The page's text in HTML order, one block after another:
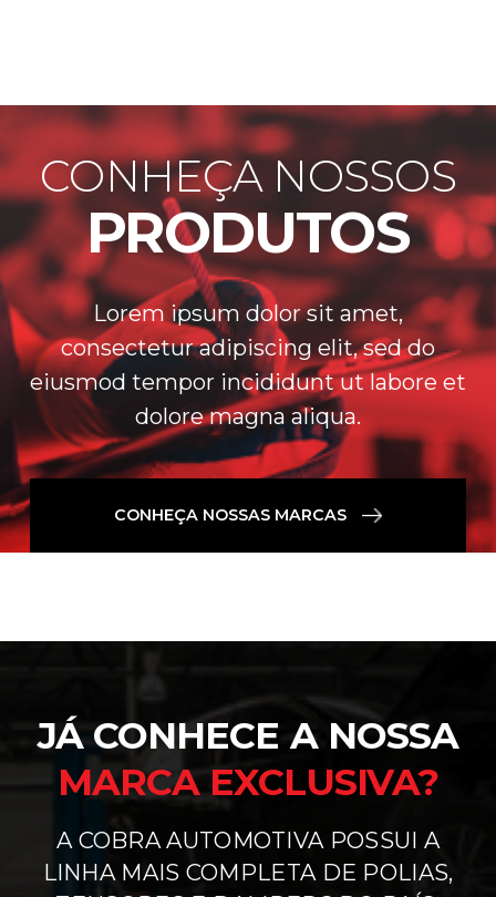
CONHEÇA NOSSOS
PRODUTOS
Lorem ipsum dolor sit amet,
consectetur adipiscing elit, sed do
eiusmod tempor incididunt ut labore et
dolore magna aliqua.
CONHEÇA NOSSAS MARCAS
JÁ CONHECE A NOSSA
MARCA EXCLUSIVA?
A COBRA AUTOMOTIVA POSSUI A
LINHA MAIS COMPLETA DE POLIAS,